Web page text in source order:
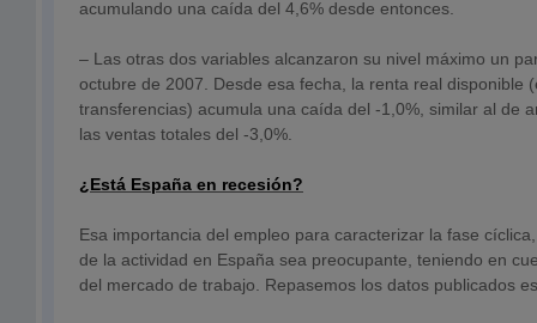
acumulando una caída del 4,6% desde entonces.
– Las otras dos variables alcanzaron su nivel máximo un
octubre de 2007. Desde esa fecha, la renta real disponible
transferencias) acumula una caída del -1,0%, similar al de
las ventas totales del -3,0%.
¿Está España en recesión?
Esa importancia del empleo para caracterizar la fase
de la actividad en España sea preocupante, teniendo en
del mercado de trabajo. Repasemos los datos publicados